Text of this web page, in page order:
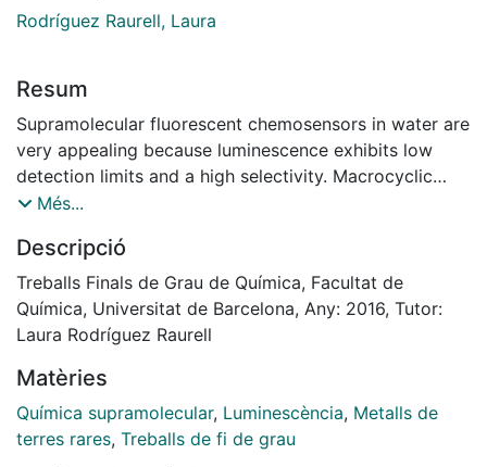
Rodríguez Raurell, Laura
Resum
Supramolecular fluorescent chemosensors in water are
very appealing because luminescence exhibits low
detection limits and a high selectivity. Macrocyclic
structures with polydentate nitrogen ligands represent
this group. The strategy employed in this work
consists on the connection of the central amine to a
naphtalene group (chromophore) and to two pyridine
moieties at the end positions, to be involved in self-
structures. These systems can be used in molecular
recognition processes.
The encapsulation of the metallomacrocycles on
Més...
Descripció
Treballs Finals de Grau de Química, Facultat de
Química, Universitat de Barcelona, Any: 2016, Tutor:
Laura Rodríguez Raurell
Matèries
Química supramolecular, Luminescència, Metalls de
terres rares, Treballs de fi de grau